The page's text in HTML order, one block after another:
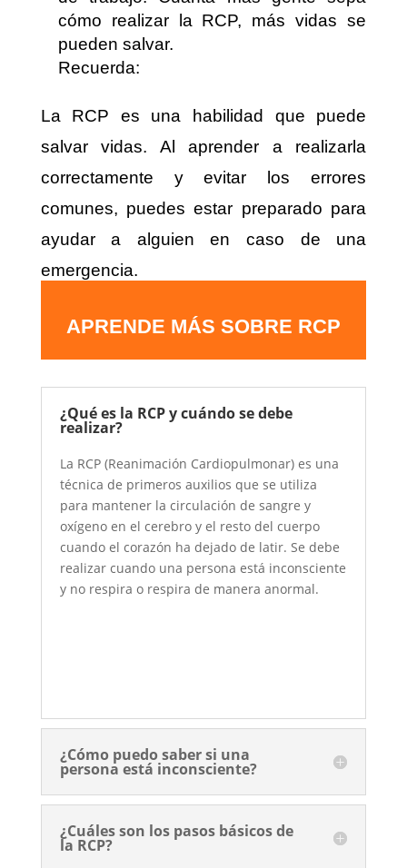
cómo realizar la RCP, más vidas se
pueden salvar.
Recuerda:
La RCP es una habilidad que puede
salvar vidas. Al aprender a realizarla
correctamente y evitar los errores
comunes, puedes estar preparado para
ayudar a alguien en caso de una
emergencia.
APRENDE MÁS SOBRE RCP
¿Qué es la RCP y cuándo se debe
realizar?
La RCP (Reanimación Cardiopulmonar) es una
técnica de primeros auxilios que se utiliza
para mantener la circulación de sangre y
oxígeno en el cerebro y el resto del cuerpo
cuando el corazón ha dejado de latir. Se debe
realizar cuando una persona está inconsciente
y no respira o respira de manera anormal.
¿Cómo puedo saber si una
persona está inconsciente?
¿Cuáles son los pasos básicos de
la RCP?